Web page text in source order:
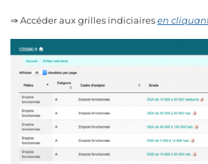
⇒ Accéder aux grilles indiciairesen